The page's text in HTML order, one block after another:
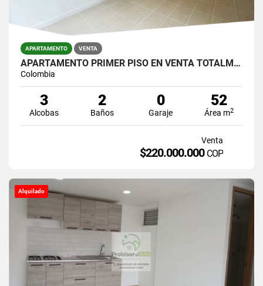
APARTAMENTO VENTA
APARTAMENTO PRIMER PISO EN VENTA TOTALMENTE ACABADO
Colombia
3
Alcobas
2
Baños
0
Garaje
52
Área m2
Venta
$220.000.000 COP
Alquilado